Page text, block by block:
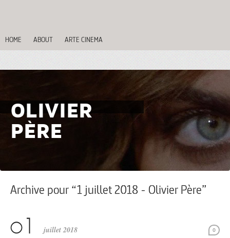
HOME ABOUT ARTE CINEMA
OLIVIER
PÈRE
Archive pour “1 juillet 2018 - Olivier Père”
0
juillet 2018